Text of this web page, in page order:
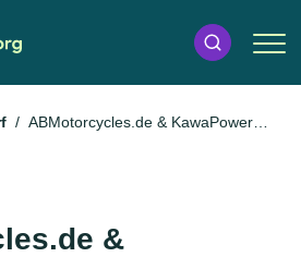
ABMotorcycles.de & KawaPower
&